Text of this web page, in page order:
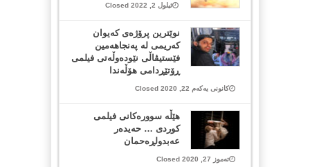
ئیلول 2, 2022 Closed
نوێترین پرۆژەی کەیوان
کەریمی لە پەنجاهەمین
فێستیڤاڵی نێودەوڵەتی فیلمی
ڕۆتێڕدامی هۆڵەندا
کانونی یەکەم 22, 2020 Closed
هێڵه‌ سووره‌كانی فیلمی
كوردی … حه‌یده‌ر
عه‌بدولڕه‌حمان
تەموز 27, 2020 Closed